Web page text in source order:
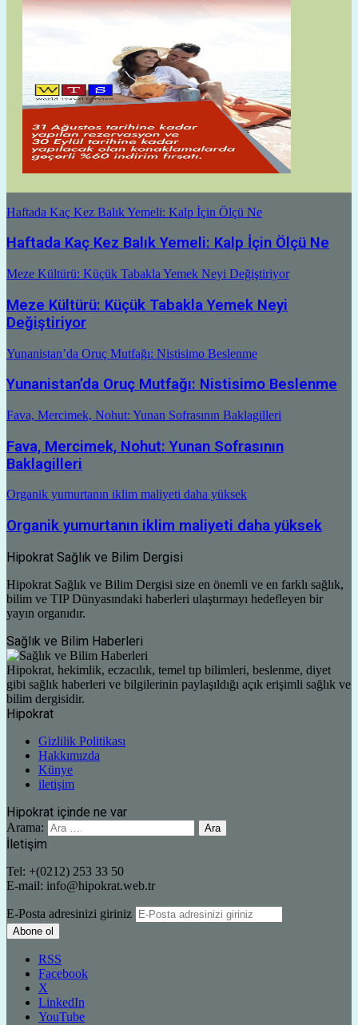
Haftada Kaç Kez Balık Yemeli: Kalp İçin Ölçü Ne
Haftada Kaç Kez Balık Yemeli: Kalp İçin Ölçü Ne
Meze Kültürü: Küçük Tabakla Yemek Neyi Değiştiriyor
Meze Kültürü: Küçük Tabakla Yemek Neyi
Değiştiriyor
Yunanistan’da Oruç Mutfağı: Nistisimo Beslenme
Yunanistan’da Oruç Mutfağı: Nistisimo Beslenme
Fava, Mercimek, Nohut: Yunan Sofrasının Baklagilleri
Fava, Mercimek, Nohut: Yunan Sofrasının
Baklagilleri
Organik yumurtanın iklim maliyeti daha yüksek
Organik yumurtanın iklim maliyeti daha yüksek
Hipokrat Sağlık ve Bilim Dergisi
Hipokrat Sağlık ve Bilim Dergisi size en önemli ve en farklı sağlık,
bilim ve TIP Dünyasındaki haberleri ulaştırmayı hedefleyen bir
yayın organıdır.
Sağlık ve Bilim Haberleri
Hipokrat, hekimlik, eczacılık, temel tıp bilimleri, beslenme, diyet
gibi sağlık haberleri ve bilgilerinin paylaşıldığı açık erişimli sağlık ve
bilim dergisidir.
Hipokrat
Gizlilik Politikası
Hakkımızda
Künye
iletişim
Hipokrat içinde ne var
Arama:
İletişim
Tel: +(0212) 253 33 50
E-mail: info@hipokrat.web.tr
E-Posta adresinizi giriniz
RSS
Facebook
X
LinkedIn
YouTube